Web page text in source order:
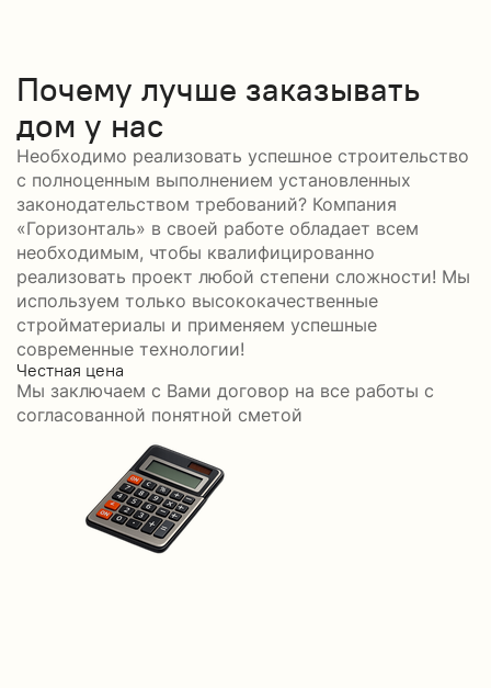
Почему лучше заказывать
дом у нас
Необходимо реализовать успешное строительство
с полноценным выполнением установленных
законодательством требований? Компания
«Горизонталь» в своей работе обладает всем
необходимым, чтобы квалифицированно
реализовать проект любой степени сложности! Мы
используем только высококачественные
стройматериалы и применяем успешные
современные технологии!
Честная цена
Мы заключаем с Вами договор на все работы с
согласованной понятной сметой